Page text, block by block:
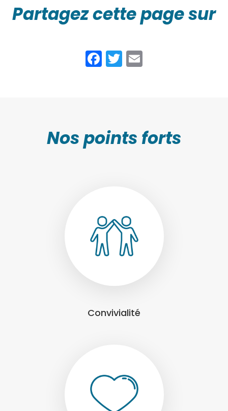
Partagez cette page sur
Facebook
Twitter
Nos points forts
Convivialité